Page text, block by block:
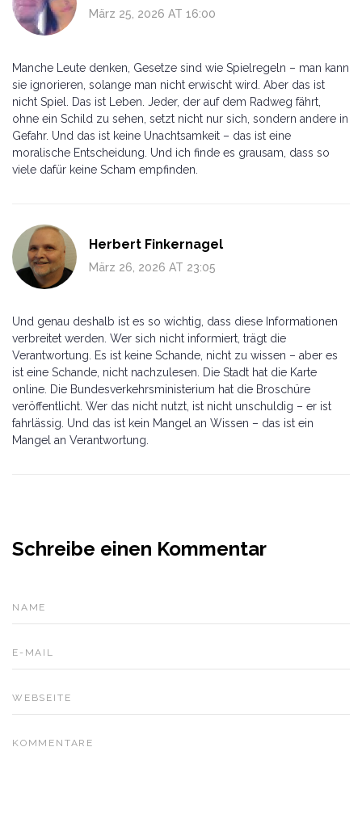
März 25, 2026 AT 16:00
Manche Leute denken, Gesetze sind wie Spielregeln – man kann
sie ignorieren, solange man nicht erwischt wird. Aber das ist
nicht Spiel. Das ist Leben. Jeder, der auf dem Radweg fährt,
ohne ein Schild zu sehen, setzt nicht nur sich, sondern andere in
Gefahr. Und das ist keine Unachtsamkeit – das ist eine
moralische Entscheidung. Und ich finde es grausam, dass so
viele dafür keine Scham empfinden.
Herbert Finkernagel
März 26, 2026 AT 23:05
Und genau deshalb ist es so wichtig, dass diese Informationen
verbreitet werden. Wer sich nicht informiert, trägt die
Verantwortung. Es ist keine Schande, nicht zu wissen – aber es
ist eine Schande, nicht nachzulesen. Die Stadt hat die Karte
online. Die Bundesverkehrsministerium hat die Broschüre
veröffentlicht. Wer das nicht nutzt, ist nicht unschuldig – er ist
fahrlässig. Und das ist kein Mangel an Wissen – das ist ein
Mangel an Verantwortung.
Schreibe einen Kommentar